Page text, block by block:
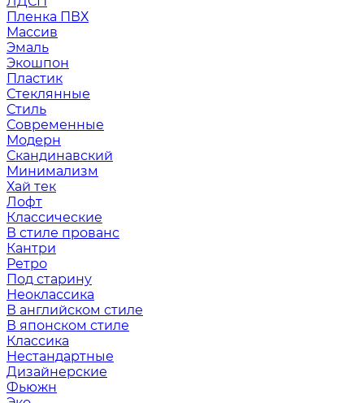
Пленка ПВХ
Массив
Эмаль
Экошпон
Пластик
Стеклянные
Стиль
Современные
Модерн
Скандинавский
Минимализм
Хай тек
Лофт
Классические
В стиле прованс
Кантри
Ретро
Под старину
Неоклассика
В английском стиле
В японском стиле
Классика
Нестандартные
Дизайнерские
Фьюжн